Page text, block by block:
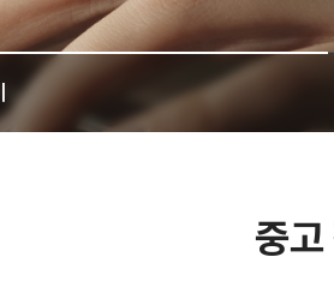
3D Profiler
AFM
중고